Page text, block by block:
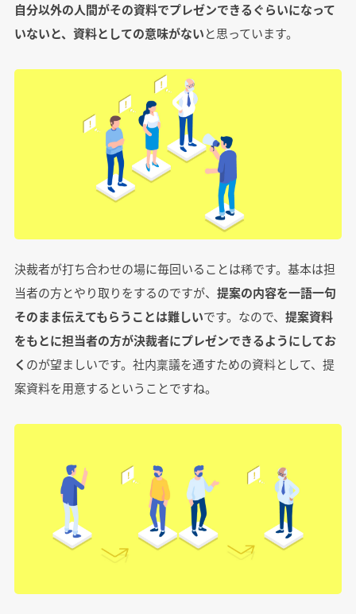
自分以外の人間がその資料でプレゼンできるぐらいになって
いないと、資料としての意味がないと思っています。
決裁者が打ち合わせの場に毎回いることは稀です。基本は担
当者の方とやり取りをするのですが、 提案の内容を一語一句
そのまま伝えてもらうことは難しいです。なので、 提案資料
をもとに担当者の方が決裁者にプレゼンできるようにしてお
く のが望ましいです。社内稟議を通すための資料として、提
案資料を用意するということですね。